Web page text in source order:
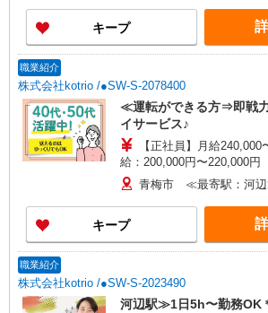
キープ
職業紹介
株式会社kotrio /●SW-S-2078400
≪運転ができる方⇒即戦
イサービス♪
【正社員】月給
給：200,000円〜220,000円
30,000円 ・役職手当：
善手当：20,000〜60,000円
により変動） ・固定残業手
間） ※固定残業時間を超過
手当として別途支給 下記資格をお持ちの方歓迎 ・
・介護福祉士 など
青梅市 ≪最寄駅：河
キープ
職業紹介
株式会社kotrio /●SW-S-2023490
河辺駅≫1日5h〜勤務OK